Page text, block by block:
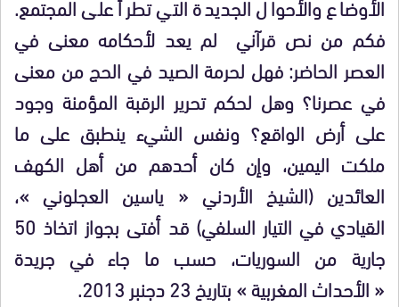
فكم من نص قرآني لم يعد لأحكامه معنى في
العصر الحاضر: فهل لحرمة الصيد في الحج من معنى
في عصرنا؟ وهل لحكم تحرير الرقبة المؤمنة وجود
على أرض الواقع؟ ونفس الشيء ينطبق على ما
ملكت اليمين، وإن كان أحدهم من أهل الكهف
العائدين (الشيخ الأردني « ياسين العجلوني »،
القيادي في التيار السلفي) قد أفتى بجواز اتخاذ 50
جارية من السوريات، حسب ما جاء في جريدة
« الأحداث المغربية » بتاريخ 23 دجنبر 2013.